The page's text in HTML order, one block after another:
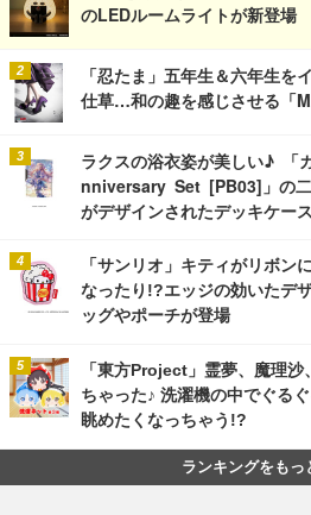
のLEDルームライトが新登場
「忍たま」五年生＆六年生を
仕草…和の趣を感じさせる「
ラクスの浴衣姿が美しい♪ 「
nniversary Set [PB03]」の二
がデザインされたデッキケー
「サンリオ」キティがリボン
なったり!?エッジの効いたデ
ッグやポーチが登場
「東方Project」霊夢、魔理
ちゃった♪ 洗濯機の中でぐる
眺めたくなっちゃう!?
ランキングをもっ